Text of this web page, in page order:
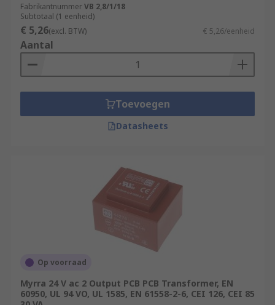
FabrikantnummerVB 2,8/1/18
Subtotaal (1 eenheid)
€ 5,26(excl. BTW) € 5,26/eenheid
Aantal
Toevoegen
Datasheets
Op voorraad
Myrra 24 V ac 2 Output PCB PCB Transformer, EN
60950, UL 94 VO, UL 1585, EN 61558-2-6, CEI 126, CEI 85